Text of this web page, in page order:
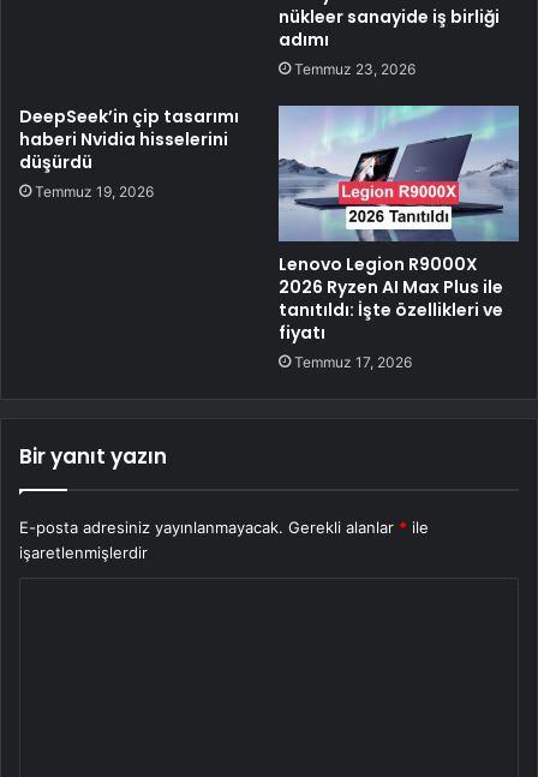
nükleer sanayide iş birliği
adımı
Temmuz 23, 2026
DeepSeek’in çip tasarımı
haberi Nvidia hisselerini
düşürdü
Temmuz 19, 2026
Lenovo Legion R9000X
2026 Ryzen AI Max Plus ile
tanıtıldı: İşte özellikleri ve
fiyatı
Temmuz 17, 2026
Bir yanıt yazın
E-posta adresiniz yayınlanmayacak. Gerekli alanlar * ile
işaretlenmişlerdir